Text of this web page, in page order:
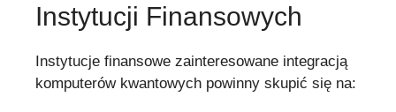
Instytucji Finansowych
Instytucje finansowe zainteresowane integracją
komputerów kwantowych powinny skupić się na: